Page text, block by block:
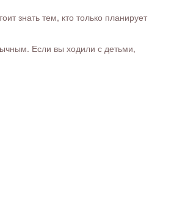
знать тем, кто только планирует
Если вы ходили с детьми,